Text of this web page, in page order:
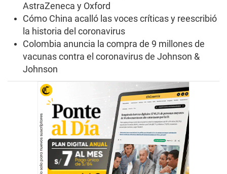
AstraZeneca y Oxford
Cómo China acalló las voces críticas y reescribió
la historia del coronavirus
Colombia anuncia la compra de 9 millones de
vacunas contra el coronavirus de Johnson &
Johnson